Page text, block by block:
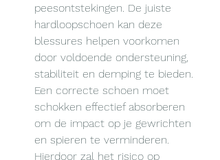
peesontstekingen. De juiste
hardloopschoen kan deze
blessures helpen voorkomen
door voldoende ondersteuning,
stabiliteit en demping te bieden.
Een correcte schoen moet
schokken effectief absorberen
om de impact op je gewrichten
en spieren te verminderen.
Hierdoor zal het risico op